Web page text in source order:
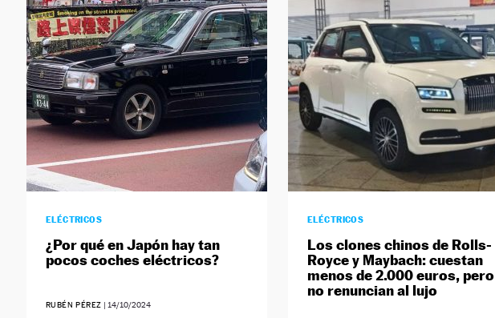
ELÉCTRICOS
¿Por qué en Japón hay tan
pocos coches eléctricos?
RUBÉN PÉREZ | 14/10/2024
ELÉCTRICOS
Los clones chinos de Rolls-
Royce y Maybach: cuestan
menos de 2.000 euros, pero
no renuncian al lujo